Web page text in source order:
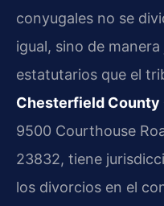
conyugales no se
igual, sino de
estatutarios que el
Chesterfield
9500 Courthouse
23832, tiene
los divorcios en el